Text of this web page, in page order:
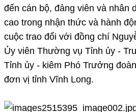
đến cán bộ, đảng viên và nhân
cao trong nhận thức và hành
cuộc trao đổi với đồng chí
Ủy viên Thường vụ Tỉnh ủy -
Tỉnh ủy - kiêm Phó Trưởng
đơn vị tỉnh Vĩnh Long.